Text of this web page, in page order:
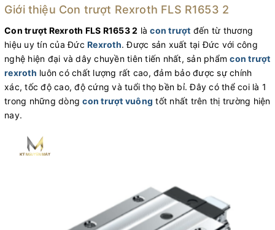
Giới thiệu Con trượt Rexroth FLS R1653 2
Con trượt Rexroth FLS R1653 2 làcon trượt đến từ thương
hiệu uy tín của Đức Rexroth. Được sản xuất tại Đức với công
nghệ hiện đại và dây chuyền tiên tiến nhất, sản phẩmcon trượt
rexroth luôn có chất lượng rất cao, đảm bảo được sự chính
xác, tốc độ cao, độ cứng và tuổi thọ bền bỉ. Đây có thể coi là 1
trong những dòngcon trượt vuông tốt nhất trên thị trường hiện
nay.